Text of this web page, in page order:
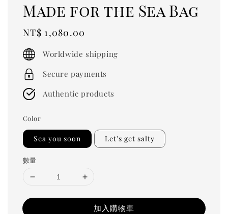
Made for the Sea Bag
Regular
price
NT$ 1,080.00
Worldwide shipping
Secure payments
Authentic products
Color
Sea you soon Let's get salty
數量
加入購物車